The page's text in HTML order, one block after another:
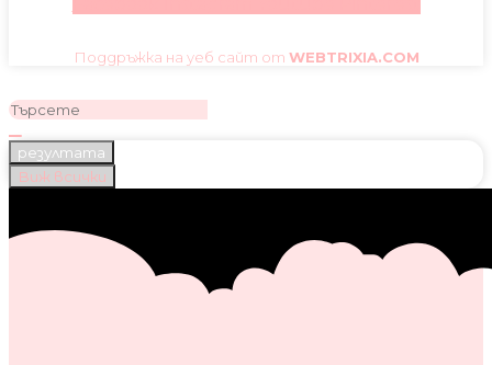
Поддръжка на уеб сайт от WEBTRIXIA.COM
резултата
Виж всички